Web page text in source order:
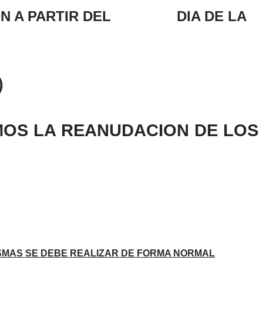
A PARTIR DEL DIA DE LA
LA REANUDACION DE LOS
SE DEBE REALIZAR DE FORMA NORMAL